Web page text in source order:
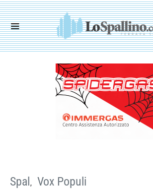
Spal Vox Populi